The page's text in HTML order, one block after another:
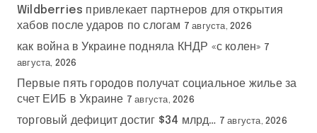
Wildberries привлекает партнеров для открытия
хабов после ударов по слогам
7 августа, 2026
как война в Украине подняла КНДР «с колен» 7
августа, 2026
Первые пять городов получат социальное жилье за
счет ЕИБ в Украине 7 августа, 2026
торговый дефицит достиг $34 млрд… 7 августа, 2026